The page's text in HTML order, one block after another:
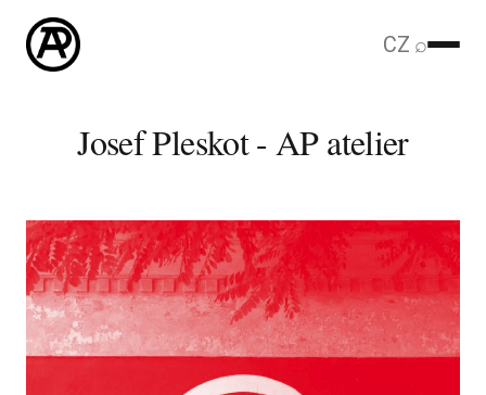
CZ ⌕
Josef Pleskot - AP atelier